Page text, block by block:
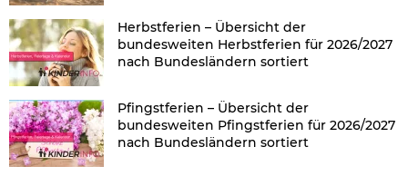
Herbstferien – Übersicht der
bundesweiten Herbstferien für 2026/2027
nach Bundesländern sortiert
Pfingstferien – Übersicht der
bundesweiten Pfingstferien für 2026/2027
nach Bundesländern sortiert